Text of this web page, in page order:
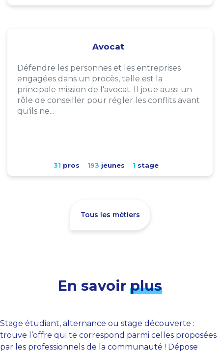
Avocat
Défendre les personnes et les entreprises
engagées dans un procès, telle est la
principale mission de l'avocat. Il joue aussi un
rôle de conseiller pour régler les conflits avant
qu'ils ne...
31 pros 193 jeunes 1 stage
Tous les métiers
En savoir plus
Stage étudiant, alternance ou stage découverte :
trouve l’offre qui te correspond parmi celles proposées
par les professionnels de la communauté ! Dépose